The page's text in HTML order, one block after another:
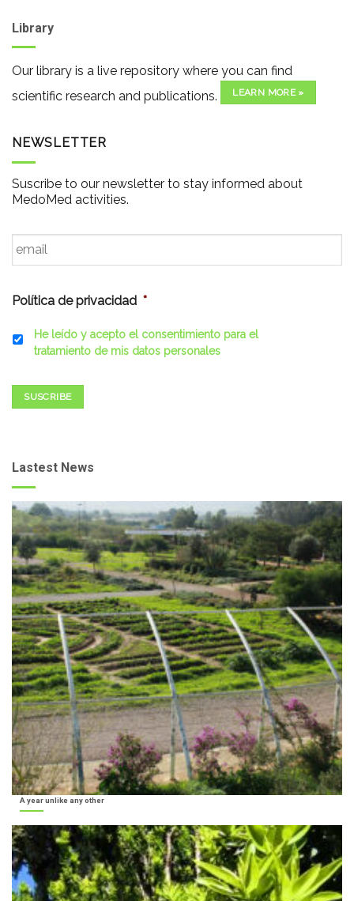
Library
Our library is a live repository where you can find
scientific research and publications.
LEARN MORE »
NEWSLETTER
Suscribe to our newsletter to stay informed about
MedoMed activities.
Email *
Política de privacidad *
He leído y acepto el consentimiento para el
tratamiento de mis datos personales
SUSCRIBE
Lastest News
A year unlike any other